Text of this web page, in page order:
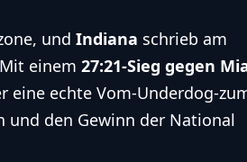
und Indiana schrieb am
einem 27:21-Sieg gegen
eine echte Vom-Underdog-
und den Gewinn der National